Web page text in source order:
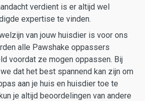
verdient is er altijd wel
expertise te vinden.
van jouw huisdier is voor ons
alle Pawshake oppassers
voordat ze mogen oppassen. Bij
dat het best spannend kan zijn om
aan je huis en huisdier toe te
je altijd beoordelingen van andere